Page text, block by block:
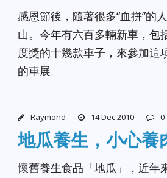
感恩節後，隨著很多“血拼”的
山。今年有六百多輛新車，包
度獎的十幾款車子，來參加這
的車展。
Raymond 14 Dec 2010 0
地瓜養生，小心養
懷舊養生食品「地瓜」，近年